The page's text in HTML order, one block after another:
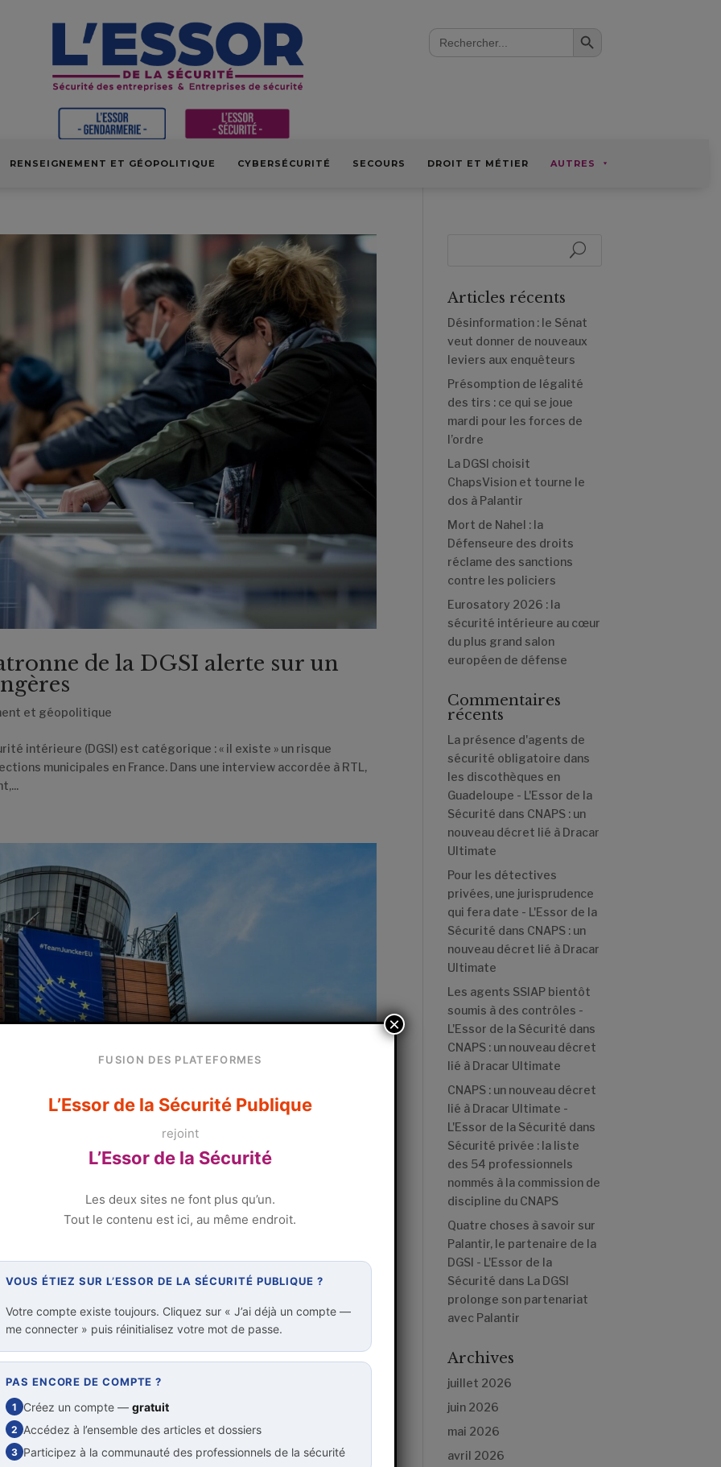
Search
for:
Search Button
RENSEIGNEMENT ET GÉOPOLITIQUE CYBERSÉCURITÉ SECOURS DROIT ET MÉTIER AUTRES
de la DGSI alerte sur un
et géopolitique
intérieure (DGSI) est catégorique : « il existe » un risque
municipales en France. Dans une interview accordée à RTL,
pour lutter contre la
étrangères
de l’ombre aux démocraties, l’Union européenne veut
» pour mieux contrer la manipulation de l’information et
Articles récents
Désinformation : le Sénat
veut donner de nouveaux
leviers aux enquêteurs
Présomption de légalité
des tirs : ce qui se joue
mardi pour les forces de
l’ordre
La DGSI choisit
ChapsVision et tourne le
dos à Palantir
Mort de Nahel : la
Défenseure des droits
réclame des sanctions
contre les policiers
Eurosatory 2026 : la
sécurité intérieure au cœur
du plus grand salon
européen de défense
Commentaires
récents
La présence d'agents de
sécurité obligatoire dans
les discothèques en
Guadeloupe - L'Essor de la
Sécurité dans CNAPS : un
nouveau décret lié à Dracar
Ultimate
Pour les détectives
privées, une jurisprudence
qui fera date - L'Essor de la
Sécurité dans CNAPS : un
nouveau décret lié à Dracar
Ultimate
Les agents SSIAP bientôt
soumis à des contrôles -
L'Essor de la Sécurité dans
CNAPS : un nouveau décret
lié à Dracar Ultimate
CNAPS : un nouveau décret
lié à Dracar Ultimate -
L'Essor de la Sécurité dans
Sécurité privée : la liste
des 54 professionnels
nommés à la commission de
discipline du CNAPS
Quatre choses à savoir sur
Palantir, le partenaire de la
DGSI - L'Essor de la
Sécurité dans La DGSI
prolonge son partenariat
avec Palantir
Archives
juillet 2026
juin 2026
mai 2026
avril 2026
FUSION DES PLATEFORMES
L’Essor de la Sécurité Publique
rejoint
L’Essor de la Sécurité
Les deux sites ne font plus qu’un.
Tout le contenu est ici, au même endroit.
VOUS ÉTIEZ SUR L’ESSOR DE LA SÉCURITÉ PUBLIQUE ?
Votre compte existe toujours. Cliquez sur « J’ai déjà un compte —
me connecter » puis réinitialisez votre mot de passe.
PAS ENCORE DE COMPTE ?
1 Créez un compte —gratuit
2 Accédez à l’ensemble des articles et dossiers
3 Participez à la communauté des professionnels de la sécurité
×